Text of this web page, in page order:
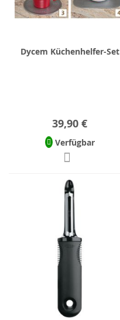
Dycem Küchenhelfer-Set
39,90 €
Verfügbar